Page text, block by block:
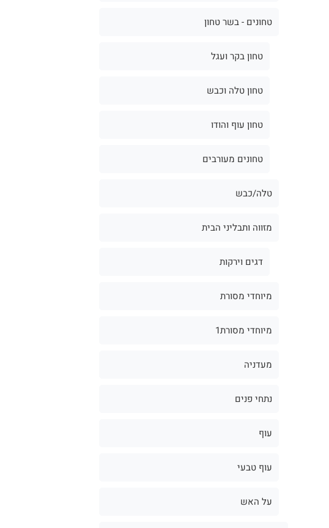
טחונים - בשר טחון
טחון בקר ועגל
טחון טלה וכבש
טחון עוף והודו
טחונים מעורבים
טלה/כבש
מזווה ותבליני הבית
דגים וירקות
מיוחדי מסורת
מיוחדי מסורת1
מעדניה
נתחי פנים
עוף
עוף טבעי
על האש